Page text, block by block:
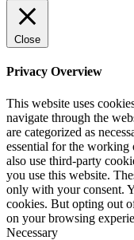
Close
Privacy Overview
This website uses
navigate through the
are categorized as
essential for the working
also use third-party
you use this website.
only with your consent.
cookies. But opting out
on your browsing
Necessary